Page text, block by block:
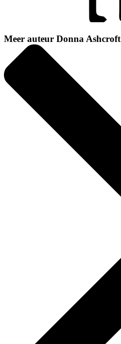
Meer auteur Donna Ashcroft